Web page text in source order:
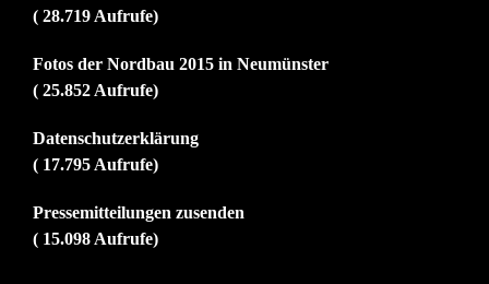
( 28.719 Aufrufe)
Fotos der Nordbau 2015 in Neumünster
( 25.852 Aufrufe)
Datenschutzerklärung
( 17.795 Aufrufe)
Pressemitteilungen zusenden
( 15.098 Aufrufe)